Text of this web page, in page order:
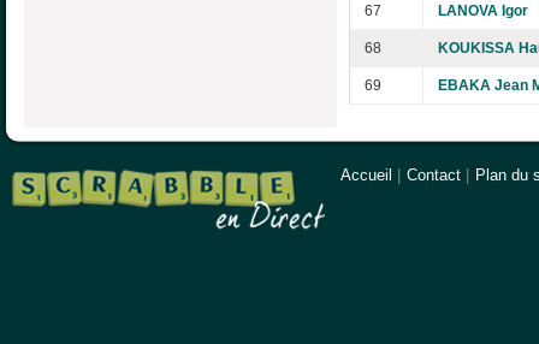
67 LANOVA Igor
68 KOUKISSA
69 EBAKA Jean
Accueil Contact Plan du